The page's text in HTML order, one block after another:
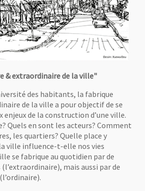
& extraordinaire de la ville"
des habitants, la fabrique
de la ville a pour objectif de se
enjeux de la construction d’une ville.
Quels en sont les acteurs? Comment
les quartiers? Quelle place y
ville influence-t-elle nos vies
se fabrique au quotidien par de
mais aussi par de